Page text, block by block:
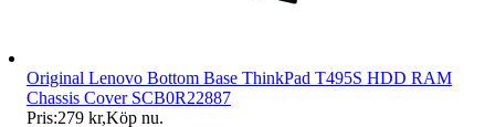
Original Lenovo Bottom Base ThinkPad T495S HDD RAM
Chassis Cover SCB0R22887
Pris:279 kr,Köp nu.